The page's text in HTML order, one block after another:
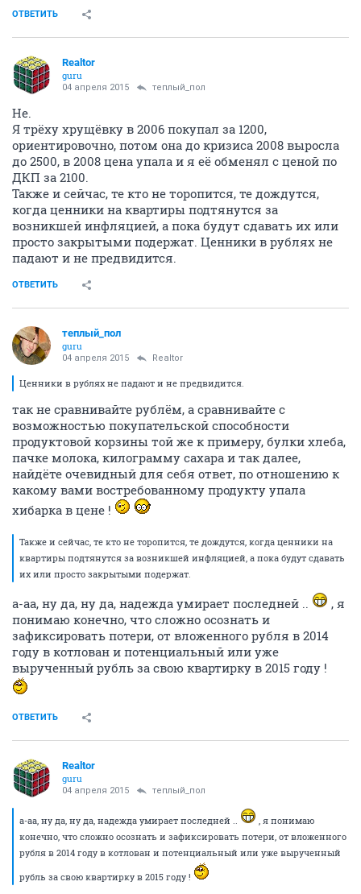
ОТВЕТИТЬ
Realtor
guru
04 апреля 2015 теплый_пол
Не.
Я трёху хрущёвку в 2006 покупал за 1200,
ориентировочно, потом она до кризиса 2008 выросла
до 2500, в 2008 цена упала и я её обменял с ценой по
ДКП за 2100.
Также и сейчас, те кто не торопится, те дождутся,
когда ценники на квартиры подтянутся за
возникшей инфляцией, а пока будут сдавать их или
просто закрытыми подержат. Ценники в рублях не
падают и не предвидится.
ОТВЕТИТЬ
теплый_пол
guru
04 апреля 2015 Realtor
Ценники в рублях не падают и не предвидится.
так не сравнивайте рублём, а сравнивайте с
возможностью покупательской способности
продуктовой корзины той же к примеру, булки хлеба,
пачке молока, килограмму сахара и так далее,
найдёте очевидный для себя ответ, по отношению к
какому вами востребованному продукту упала
хибарка в цене !
Также и сейчас, те кто не торопится, те дождутся, когда ценники на
квартиры подтянутся за возникшей инфляцией, а пока будут сдавать
их или просто закрытыми подержат.
а-аа, ну да, ну да, надежда умирает последней ..
, я
понимаю конечно, что сложно осознать и
зафиксировать потери, от вложенного рубля в 2014
году в котлован и потенциальный или уже
вырученный рубль за свою квартирку в 2015 году !
ОТВЕТИТЬ
Realtor
guru
04 апреля 2015 теплый_пол
а-аа, ну да, ну да, надежда умирает последней ..
, я понимаю
конечно, что сложно осознать и зафиксировать потери, от вложенного
рубля в 2014 году в котлован и потенциальный или уже вырученный
рубль за свою квартирку в 2015 году !